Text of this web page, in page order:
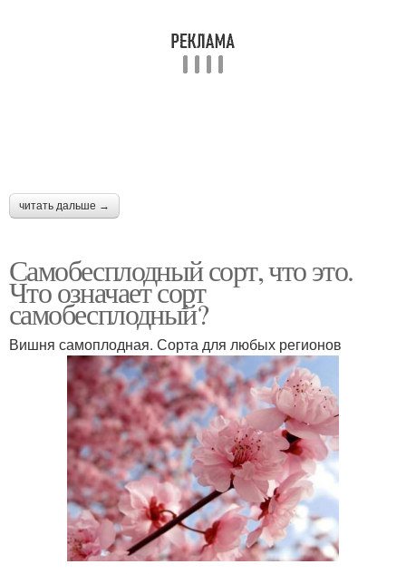
читать дальше →
Самобесплодный сорт, что это.
Что означает сорт
самобесплодный?
Вишня самоплодная. Сорта для любых регионов